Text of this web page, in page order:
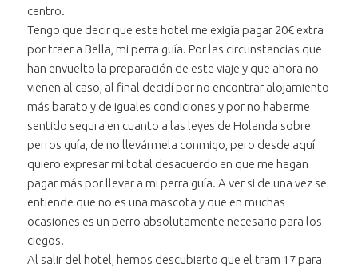
Duración:
34 segundos
centro.
Tengo que decir que este hotel me exigía pagar 20€ extra
por traer a Bella, mi perra guía. Por las circunstancias que
han envuelto la preparación de este viaje y que ahora no
vienen al caso, al final decidí por no encontrar alojamiento
más barato y de iguales condiciones y por no haberme
sentido segura en cuanto a las leyes de Holanda sobre
perros guía, de no llevármela conmigo, pero desde aquí
quiero expresar mi total desacuerdo en que me hagan
pagar más por llevar a mi perra guía. A ver si de una vez se
entiende que no es una mascota y que en muchas
ocasiones es un perro absolutamente necesario para los
ciegos.
Al salir del hotel, hemos descubierto que el tram 17 para